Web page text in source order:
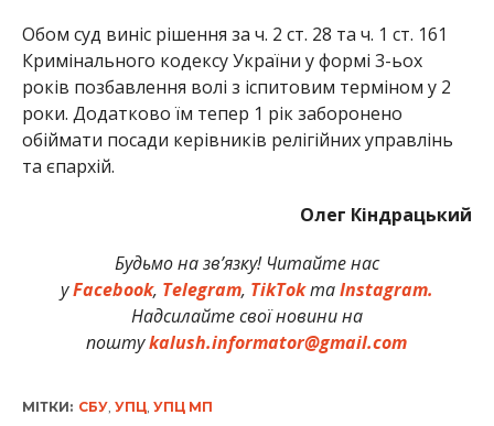
Обом суд виніс рішення за ч. 2 ст. 28 та ч. 1 ст. 161
Кримінального кодексу України у формі 3-ьох
років позбавлення волі з іспитовим терміном у 2
роки. Додатково їм тепер 1 рік заборонено
обіймати посади керівників релігійних управлінь
та єпархій.
Олег Кіндрацький
Будьмо на зв’язку! Читайте нас
уFacebook, Telegram, TikTokтаInstagram.
Надсилайте свої новини на
поштуkalush.informator@gmail.com
МІТКИ: СБУ, УПЦ, УПЦ МП